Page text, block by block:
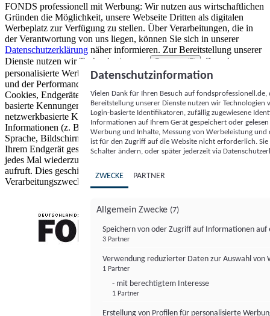
FONDS professionell mit Werbung: Wir nutzen aus wirtschaftlichen
Gründen die Möglichkeit, unsere Webseite Dritten als digitalen
Werbeplatz zur Verfügung zu stellen. Über Verarbeitungen, die in
der Verantwortung von uns liegen, können Sie sich in unserer
Datenschutzerklärung näher informieren. Zur Bereitstellung unserer
Dienste nutzen wir Technologien von
Partnern (5)
. Zwecke:
personalisierte Werbung und Inhalte, Messung von Werbeleistung
und der Performance von Inhalten sowie Zielgruppenforschung.
Cookies, Endgeräte- oder ähnliche Online-Kennungen (z. B. login-
basierte Kennungen, zufällig generierte Kennungen,
netzwerkbasierte Kennungen) können zusammen mit anderen
Informationen (z. B. Browsertyp und Browserinformationen,
Sprache, Bildschirmgröße, unterstützte Technologien usw.) auf
Ihrem Endgerät gespeichert oder von dort ausgelesen werden, um es
jedes Mal wiederzuerkennen, wenn es eine App oder einer Webseite
aufruft. Dies geschieht für einen oder mehrere der hier aufgeführten
Verarbeitungszwecke.
Datenschutzinformation
Vielen Dank für Ihren Besuch auf
Bereitstellung unserer Dienste nutzen wir Technologien
Login-basierte Identifikatoren, zufällig zugewiesene
Informationen auf Ihrem Gerät gespeichert oder
Werbung und Inhalte, Messung von Werbeleistung
ist für den Zugriff auf die Website nicht erforderlich.
Schalter ändern, oder später jederzeit via
ZWECKE PARTNER
Allgemein Zwecke (7)
Speichern von oder Zugriff auf Informationen auf
3 Partner
Verwendung reduzierter Daten zur Auswahl von
1 Partner
- mit berechtigtem Interesse
1 Partner
Erstellung von Profilen für personalisierte
FONDS professionell